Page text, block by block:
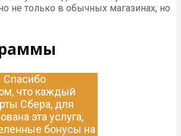
не только в обычных магазинах, но
Спасибо
что каждый
Сбера, для
эта услуга,
бонусы на